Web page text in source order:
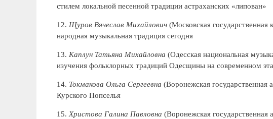
стилем локальной песенной традиции астраханских «липован»
12. Щуров Вячеслав Михайлович (Московская
народная музыкальная традиция сегодня
13. Каплун Татьяна Михайловна (Одесская национальная
изучения фольклорных традиций Одесщины на современном
14. Токмакова Ольга Сергеевна (Воронежская государственная
Курского Попселья
15.Христова Галина Павловна (Воронежская государственная